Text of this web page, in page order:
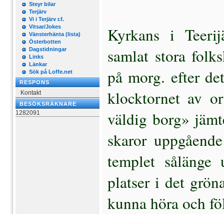
Steyr bilar
Terjärv
Vi i Terjärv r.f.
Vitsar/Jokes
Vänsterhänta (lista)
Österbotten
Dagstidningar
Links
Länkar
Sök på Loffe.net
RESPONS
Kontakt
BESÖKSRÄKNARE
1282091
Kyrkans i
samlat stora
på morg. efter
klocktornet av
väldig borg»
skaror
templet
platser i det
kunna höra och